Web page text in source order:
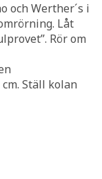
och Werther´s i
Låt
Rör om
Ställ kolan